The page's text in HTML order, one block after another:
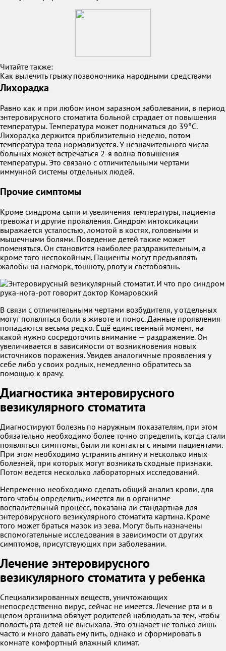
Читайте также:
Как вылечить грыжу позвоночника народными средствами
Лихорадка
Равно как и при любом ином заразном заболевании, в период
энтеровирусного стоматита больной страдает от повышения
температуры. Температура может подниматься до 39°С.
Лихорадка держится приблизительно неделю, потом
температура тела нормализуется. У незначительного числа
больных может встречаться 2-я волна повышения
температуры. Это связано с отличительными чертами
иммунной системы отдельных людей.
Прочие симптомы
Кроме синдрома сыпи и увеличения температуры, пациента
тревожат и другие проявления. Синдром интоксикации
выражается усталостью, ломотой в костях, головными и
мышечными болями. Поведение детей также может
поменяться. Он становится наиболее раздражительным, а
кроме того неспокойным. Пациенты могут предъявлять
жалобы на насморк, тошноту, рвоту и светобоязнь.
В связи с отличительными чертами возбудителя, у отдельных
могут появляться боли в животе и понос. Данные проявления
попадаются весьма редко. Ещё единственный момент, на
какой нужно сосредоточить внимание — раздражение. Он
увеличивается в зависимости от возникновения новых
источников поражения. Увидев аналогичные проявления у
себе либо у своих родных, немедленно обратитесь за
помощью к врачу.
Диагностика энтеровирусного
везикулярного стоматита
Диагностируют болезнь по наружным показателям, при этом
обязательно необходимо более точно определить, когда стали
появляться симптомы, были ли контакты с иными пациентами.
При этом необходимо устранить ангину и несколько иных
болезней, при которых могут возникать сходные признаки.
Потом ведется несколько лабораторных исследований.
Непременно необходимо сделать общий анализ крови, для
того чтобы определить, имеется ли в организме
воспалительный процесс, показана ли стандартная для
энтеровирусного везикулярного стоматита картина. Кроме
того может браться мазок из зева. Могут быть назначены
вспомогательные исследования в зависимости от других
симптомов, присутствующих при заболевании.
Лечение энтеровирусного
везикулярного стоматита у ребенка
Специализированных веществ, уничтожающих
непосредственно вирус, сейчас не имеется. Лечение рта и в
целом организма обязует родителей наблюдать за тем, чтобы
полость рта детей не высыхала. Это означает не только лишь
часто и много давать ему пить, однако и сформировать в
комнате комфортный влажный климат.